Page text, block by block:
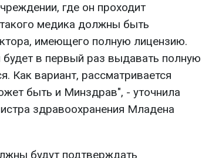
где он проходит
медика должны быть
имеющего полную лицензию.
будет в первый раз выдавать полную
Как вариант, рассматривается
быть и Минздрав", - уточнила
здравоохранения Младена
будут подтверждать